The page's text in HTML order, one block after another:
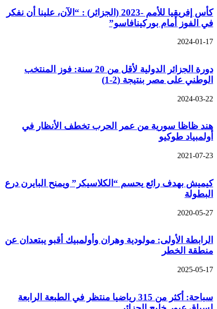
كأس إفريقيا للأمم -2023 (الجزائر) : “الآن، علينا أن نفكر
في الفوز أمام بوركينافاسو”
2024-01-17
دورة الجزائر الدولية لأقل من 20 سنة: فوز المنتخب
الوطني على مصر بنتيجة (2-1)
2024-03-22
هند ظاظا سورية من عمر الحرب تخطف الأنظار في
أولمبياد طوكيو
2021-07-23
كيميش بهدف رائع يحسم “الكلاسيكر” ويمنح البايرن درع
البطولة
2020-05-27
الرابطة الأولى: مولودية وهران وأولمبيك أقبو يبتعدان عن
منطقة الخطر
2025-05-17
سباحة: أكثر من 315 رياضيا منتظر في الطبعة الرابعة